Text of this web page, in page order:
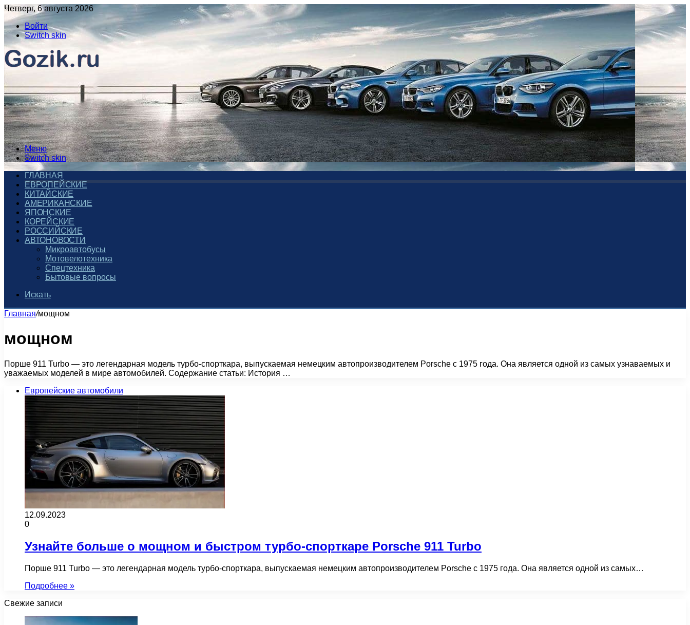
Четверг, 6 августа 2026
Войти
Switch skin
Меню
Switch skin
ГЛАВНАЯ
ЕВРОПЕЙСКИЕ
КИТАЙСКИЕ
АМЕРИКАНСКИЕ
ЯПОНСКИЕ
КОРЕЙСКИЕ
РОССИЙСКИЕ
АВТОНОВОСТИ
Микроавтобусы
Мотовелотехника
Спецтехника
Бытовые вопросы
Искать
Главная/мощном
мощном
Порше 911 Turbo — это легендарная модель турбо-спорткара, выпускаемая немецким автопроизводителем Porsche с 1975 года. Она является одной из самых узнаваемых и
уважаемых моделей в мире автомобилей. Содержание статьи: История …
Европейские автомобили
12.09.2023
0
Узнайте больше о мощном и быстром турбо-спорткаре Porsche 911 Turbo
Порше 911 Turbo — это легендарная модель турбо-спорткара, выпускаемая немецким автопроизводителем Porsche с 1975 года. Она является одной из самых…
Подробнее »
Свежие записи